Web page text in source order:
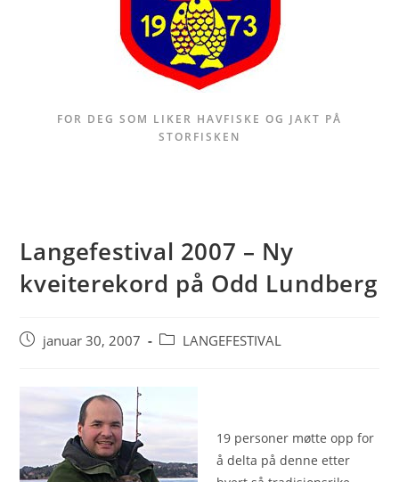
FOR DEG SOM LIKER HAVFISKE OG JAKT PÅ
STORFISKEN
Langefestival 2007 – Ny
kveiterekord på Odd Lundberg
Postjanuar 30, 2007
PostLANGEFESTIVAL
19 personer møtte opp for
å delta på denne etter